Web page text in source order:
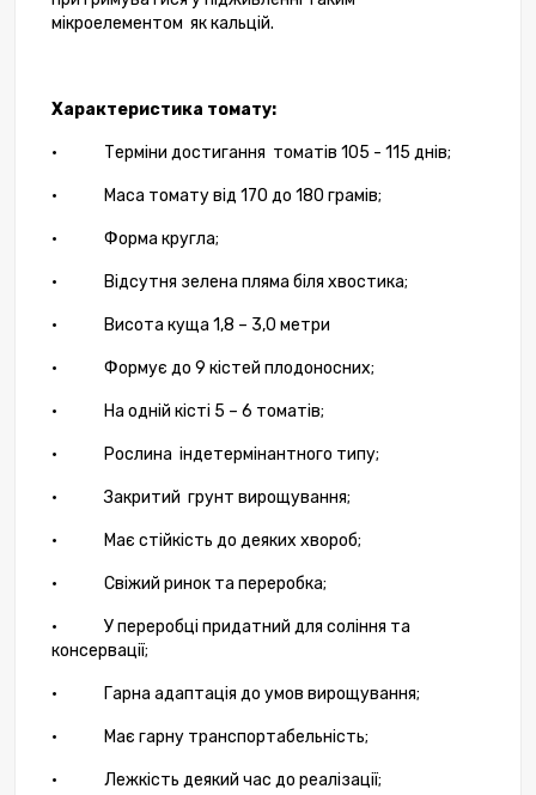
мікроелементом як кальцій.
Характеристика томату:
• Терміни достигання томатів 105 - 115 днів;
• Маса томату від 170 до 180 грамів;
• Форма кругла;
• Відсутня зелена пляма біля хвостика;
• Висота куща 1,8 – 3,0 метри
• Формує до 9 кістей плодоносних;
• На одній кісті 5 – 6 томатів;
• Рослина індетермінантного типу;
• Закритий грунт вирощування;
• Має стійкість до деяких хвороб;
• Свіжий ринок та переробка;
•
У переробці придатний для соління та
консервації;
• Гарна адаптація до умов вирощування;
• Має гарну транспортабельність;
• Лежкість деякий час до реалізації;